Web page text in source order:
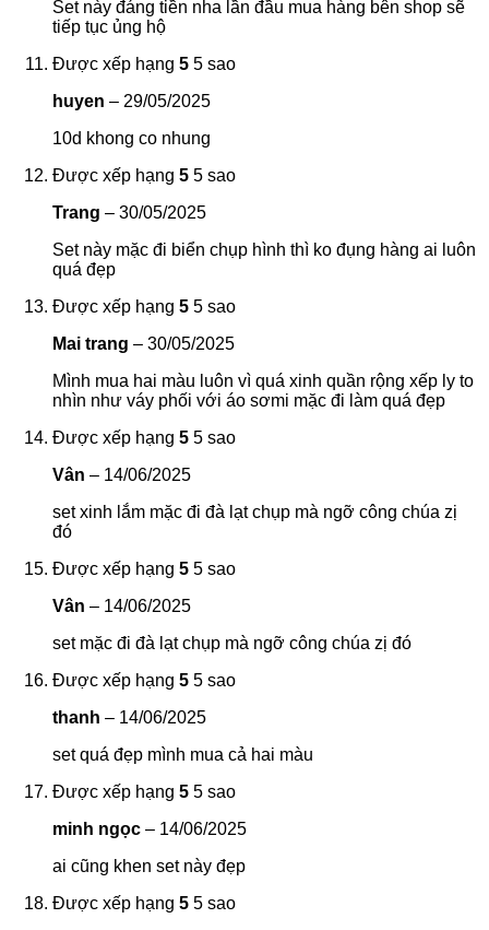
Set này đáng tiền nha lần đầu mua hàng bên shop sẽ
tiếp tục ủng hộ
Được xếp hạng 5 5 sao
huyen – 29/05/2025
10d khong co nhung
Được xếp hạng 5 5 sao
Trang – 30/05/2025
Set này mặc đi biển chụp hình thì ko đụng hàng ai luôn
quá đẹp
Được xếp hạng 5 5 sao
Mai trang – 30/05/2025
Mình mua hai màu luôn vì quá xinh quần rộng xếp ly to
nhìn như váy phối với áo sơmi mặc đi làm quá đẹp
Được xếp hạng 5 5 sao
Vân – 14/06/2025
set xinh lắm mặc đi đà lạt chụp mà ngỡ công chúa zị
đó
Được xếp hạng 5 5 sao
Vân – 14/06/2025
set mặc đi đà lạt chụp mà ngỡ công chúa zị đó
Được xếp hạng 5 5 sao
thanh – 14/06/2025
set quá đẹp mình mua cả hai màu
Được xếp hạng 5 5 sao
minh ngọc – 14/06/2025
ai cũng khen set này đẹp
Được xếp hạng 5 5 sao